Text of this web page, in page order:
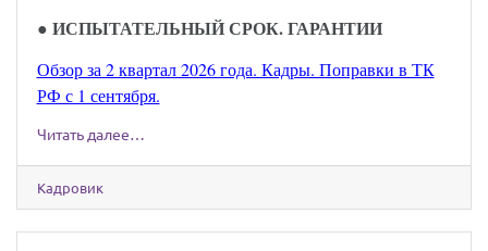
● ИСПЫТАТЕЛЬНЫЙ СРОК. ГАРАНТИИ
Обзор за 2 квартал 2026 года. Кадры. Поправки в ТК
РФ с 1 сентября.
Читать далее…
Кадровик